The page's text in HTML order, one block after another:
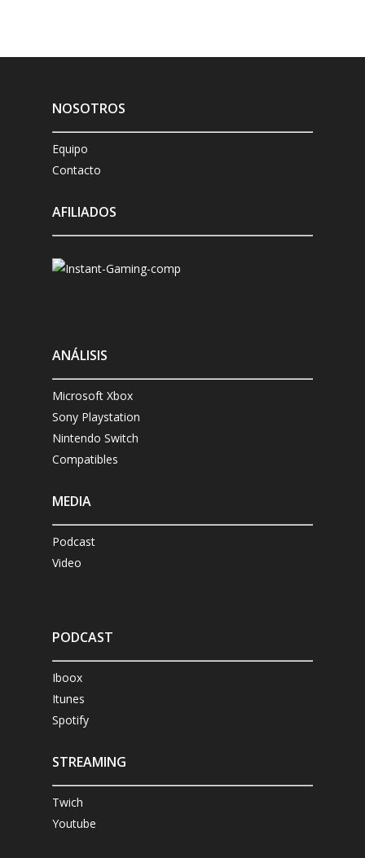
NOSOTROS
Equipo
Contacto
AFILIADOS
ANÁLISIS
Microsoft Xbox
Sony Playstation
Nintendo Switch
Compatibles
MEDIA
Podcast
Video
PODCAST
Iboox
Itunes
Spotify
STREAMING
Twich
Youtube